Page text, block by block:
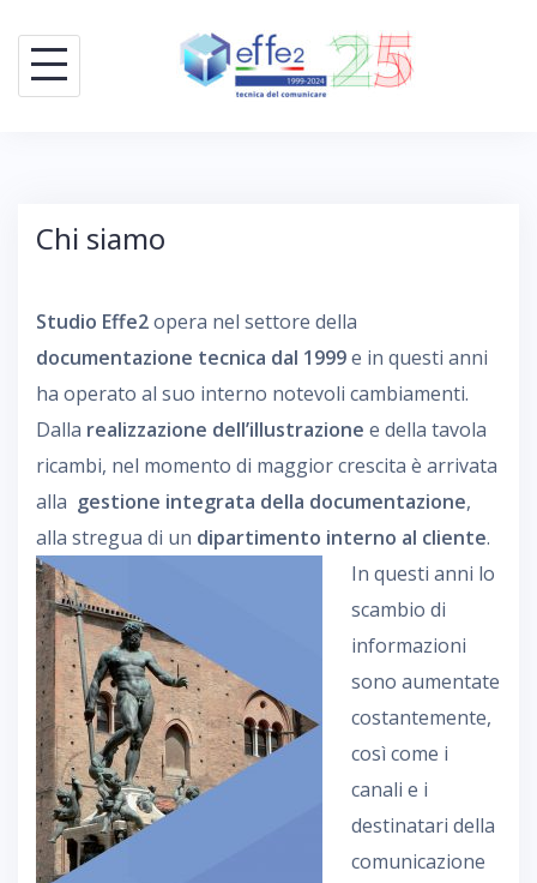
content
Chi siamo
Studio Effe2opera nel settore della
documentazione tecnica dal 1999e in questi anni
ha operato al suo interno notevoli cambiamenti.
Dalla realizzazione dell’illustrazione e della tavola
ricambi, nel momento di maggior crescita è arrivata
alla gestione integrata della documentazione,
alla stregua di un dipartimento interno al cliente.
In questi anni lo
scambio di
informazioni
sono aumentate
costantemente,
così come i
canali e i
destinatari della
comunicazione